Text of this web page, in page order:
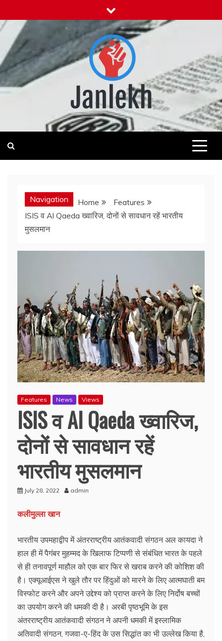
to
content
News for Public
Navigation Home
Features
ISIS व Al Qaeda ख्वारिज, दोनों से सावधान रहें भारतीय
मुसलमान
Features News Views
ISIS व Al Qaeda ख्वारिज,
दोनों से सावधान रहें
भारतीय मुसलमान
July 28, 2022 admin
कलीमुल्ला खान
भारतीय उपमहाद्वीप में अंतरराष्ट्रीय आतंकवादी संगठन अल कायदा ने
हाल ही में पैगंबर मुहम्मद के खिलाफ टिप्पणी से संबंधित भारत के पहले
से ही तनावपूर्ण माहौल को एक बार फिर से खराब करने की कोशिश की
है। एक्यूआईएस ने खुले तौर पर हिंदुओं को मारने के लिए आत्मघाती बम
विस्फोट करने और अपने उद्देश्य को प्राप्त करने के लिए निर्दोष बच्चों
का उपयोग करने की धमकी दी है। अरबी पृष्ठभूमि के इस
अंतरराष्ट्रीय आतंकवादी संगठन ने अपनी धमकी में इस्लामिक
अतिवादी संगठन, गजवा-ए-हिंद के उस सिद्धांत का भी उल्लेख किया है,